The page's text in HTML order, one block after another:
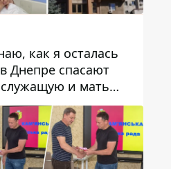
как я осталась
Днепре спасают
и мать
детей, которую